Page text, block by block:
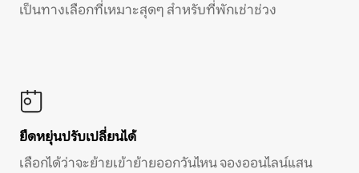
เป็นทางเลือกที่เหมาะสุดๆ สำหรับที่พักเช่าช่วง
ยืดหยุ่นปรับเปลี่ยนได้
เลือกได้ว่าจะย้ายเข้าย้ายออกวันไหน จองออนไลน์แสน